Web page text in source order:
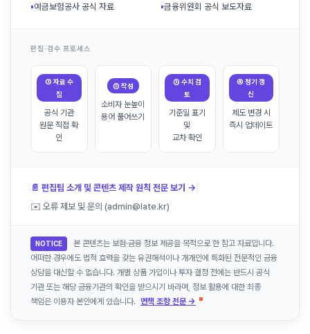
▪예금보험공사 공식 자료 ▪금융위원회 공식 보도자료
편집·검수 프로세스
① 자료 수
집
공식 기관
원문 직접 확
인
② 작성
소비자 눈높이
용어 풀어쓰기
③ 수치 검
토
기준일 표기
및
교차 확인
④ 정기 갱
신
제도 변경 시
즉시 업데이트
📄 편집팀 소개 및 콘텐츠 제작 원칙 전문 보기 → |
✉️ 오류 제보 및 문의 (admin@late.kr)
NOTICE
본 콘텐츠는 보험·금융 정보 제공을 목적으로 한 참고 자료입니다.
어떠한 경우에도 법적 효력을 갖는 유권해석이나 개개인에 특화된 전문적인 금융
상담을 대신할 수 없습니다. 개별 상품 가입이나 투자 결정 전에는 반드시 공식
기관 또는 해당 금융기관의 확인을 받으시기 바라며, 정보 활용에 대한 최종
책임은 이용자 본인에게 있습니다. 면책 조항 전문 →